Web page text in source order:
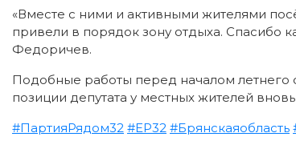
«Вместе с ними и активными жителями
привели в порядок зону отдыха. Спасибо
Федоричев.
Подобные работы перед началом летнего
позиции депутата у местных жителей
#ПартияРядом32 #ЕР32 #Брянскаяобласть